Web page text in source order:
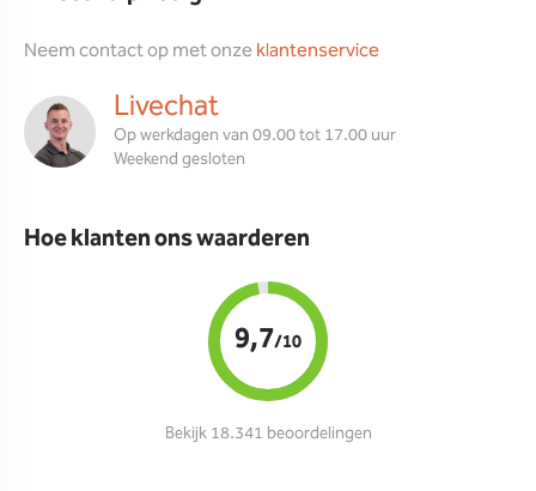
Neem contact op met onzeklantenservice
Livechat
Op werkdagen van 09.00 tot 17.00 uur
Weekend gesloten
Hoe klanten ons waarderen
9,7/10
Bekijk 18.341 beoordelingen